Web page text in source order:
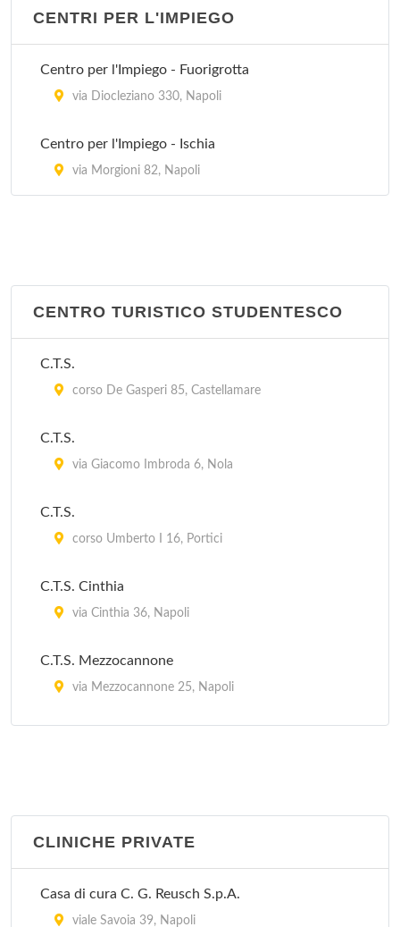
Regione Carabinieri "Campania"
Stazione Napoli Arenaccia
Stazione Napoli Bagnoli
via Illoneo 23, Napoli
CENTRI PER L'IMPIEGO
Centro per l'Impiego - Fuorigrotta
via Diocleziano 330, Napoli
Centro per l'Impiego - Ischia
via Morgioni 82, Napoli
CENTRO TURISTICO STUDENTESCO
C.T.S.
corso De Gasperi 85, Castellamare
C.T.S.
via Giacomo Imbroda 6, Nola
C.T.S.
corso Umberto I 16, Portici
C.T.S. Cinthia
via Cinthia 36, Napoli
C.T.S. Mezzocannone
via Mezzocannone 25, Napoli
CLINICHE PRIVATE
Casa di cura C. G. Reusch S.p.A.
viale Savoia 39, Napoli